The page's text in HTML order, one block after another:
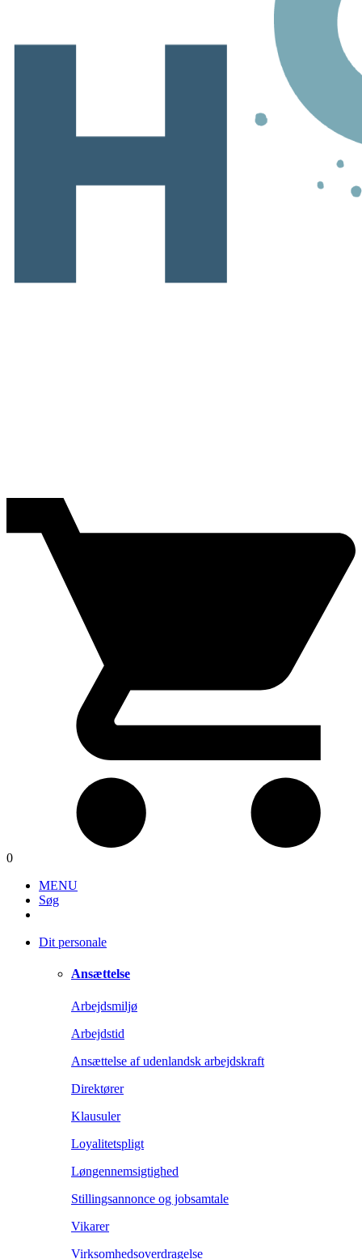
0
MENU
Søg
Dit personale
Ansættelse
Arbejdsmiljø
Arbejdstid
Ansættelse af udenlandsk arbejdskraft
Direktører
Klausuler
Loyalitetspligt
Løngennemsigtighed
Stillingsannonce og jobsamtale
Vikarer
Virksomhedsoverdragelse